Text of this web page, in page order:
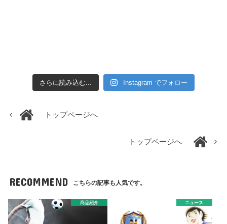
さらに読み込む... Instagram でフォロー
トップページへ
トップページへ
RECOMMEND こちらの記事も人気です。
商品紹介 ニュース